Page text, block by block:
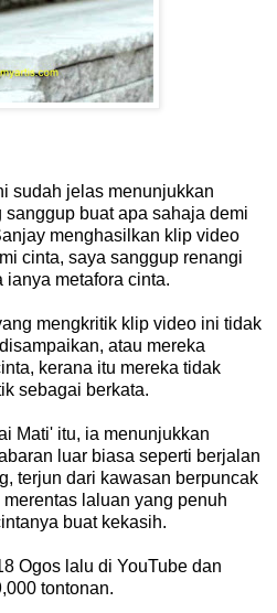
sudah jelas menunjukkan
buat apa sahaja demi
menghasilkan klip video
cinta, saya sanggup renangi
ianya metafora cinta.
mengkritik klip video ini tidak
atau mereka
kerana itu mereka tidak
sebagai berkata.
Mati' itu, ia menunjukkan
luar biasa seperti berjalan
terjun dari kawasan berpuncak
laluan yang penuh
buat kekasih.
Ogos lalu di YouTube dan
tontonan.